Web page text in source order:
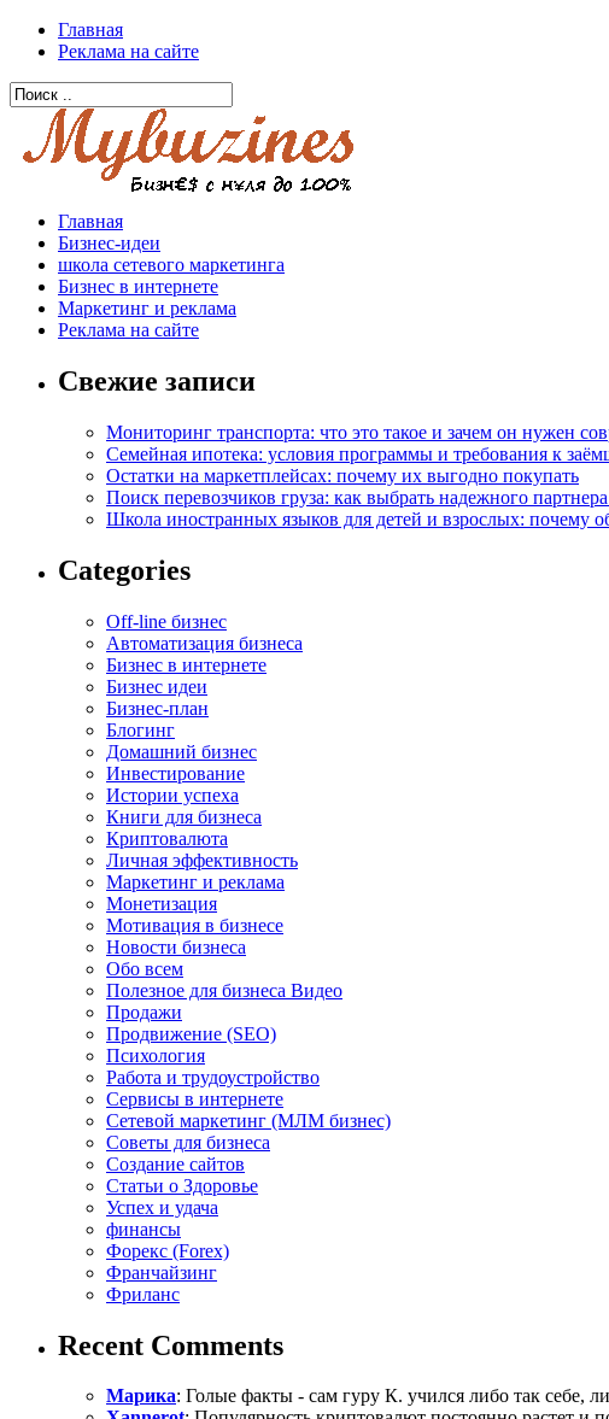
Главная
Реклама на сайте
Главная
Бизнес-идеи
школа сетевого маркетинга
Бизнес в интернете
Маркетинг и реклама
Реклама на сайте
Свежие записи
Мониторинг транспорта: что это такое и зачем он нужен
Семейная ипотека: условия программы и требования к
Остатки на маркетплейсах: почему их выгодно покупать
Поиск перевозчиков груза: как выбрать надежного
Школа иностранных языков для детей и взрослых: почему
Categories
Off-line бизнес
Автоматизация бизнеса
Бизнес в интернете
Бизнес идеи
Бизнес-план
Блогинг
Домашний бизнес
Инвестирование
Истории успеха
Книги для бизнеса
Криптовалюта
Личная эффективность
Маркетинг и реклама
Монетизация
Мотивация в бизнесе
Новости бизнеса
Обо всем
Полезное для бизнеса Видео
Продажи
Продвижение (SEO)
Психология
Работа и трудоустройство
Сервисы в интернете
Сетевой маркетинг (МЛМ бизнес)
Советы для бизнеса
Создание сайтов
Статьи о Здоровье
Успех и удача
финансы
Форекс (Forex)
Франчайзинг
Фриланс
Recent Comments
Марика: Голые факты - сам гуру К. учился либо так себе,